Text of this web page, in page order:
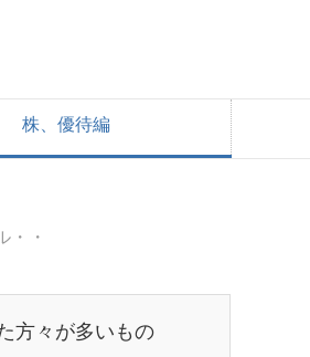
株、優待編
・・
方々が多いもの